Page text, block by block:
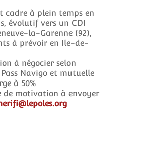
cadre à plein temps en
évolutif vers un CDI
la-Garenne (92),
à prévoir en Ile-de-
à négocier selon
Navigo et mutuelle
à 50%
de motivation à envoyer